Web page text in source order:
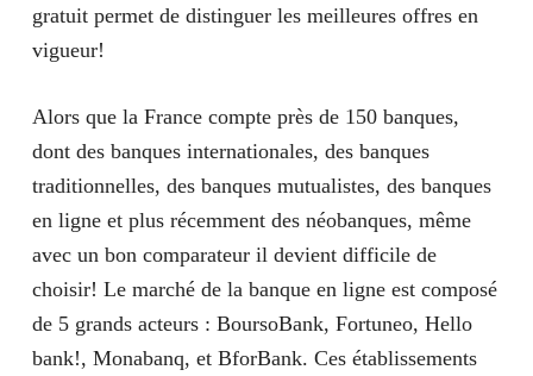
gratuit permet de distinguer les meilleures offres en
vigueur!
Alors que la France compte près de 150 banques,
dont des banques internationales, des banques
traditionnelles, des banques mutualistes, des banques
en ligne et plus récemment des néobanques, même
avec un bon comparateur il devient difficile de
choisir! Le marché de la banque en ligne est composé
de 5 grands acteurs : BoursoBank, Fortuneo, Hello
bank!, Monabanq, et BforBank. Ces établissements